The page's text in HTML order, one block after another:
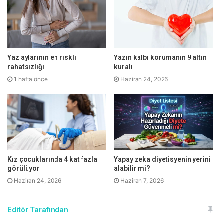
değişikliklere genlerin çalışma düzenini değiştiren
‘epigenetik etkiler’ de eşlik eder ve böylece ömür boyu
sürebilen ve hatta sonraki kuşaklara da aktarılabilen zararlı
etkiler ortaya çıkar.
Yaz aylarının en riskli
rahatsızlığı
1 hafta önce
Yazın kalbi korumanın 9 altın
kuralı
Haziran 24, 2026
Kız çocuklarında 4 kat fazla
görülüyor
Haziran 24, 2026
Yapay zeka diyetisyenin yerini
alabilir mi?
Haziran 7, 2026
Editör Tarafından